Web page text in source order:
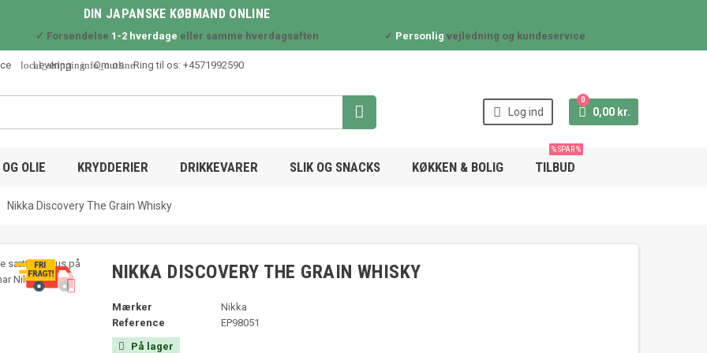
DIN JAPANSKE KØBMAND ONLINE
✓ Forsendelse 1-2 hverdage eller samme hverdagsaften ✓ Personlig vejledning og kundeservice
local_shipping
Levering info_outline
Om os Ring til os: +4571992590
  Log ind  0,00 kr.
0
OLIE KRYDDERIER DRIKKEVARER SLIK OG SNACKS KØKKEN & BOLIG TILBUD
% SPAR %
Nikka Discovery The Grain Whisky

NIKKA DISCOVERY THE GRAIN WHISKY
Mærker
Nikka
Reference
EP98051
 På lager